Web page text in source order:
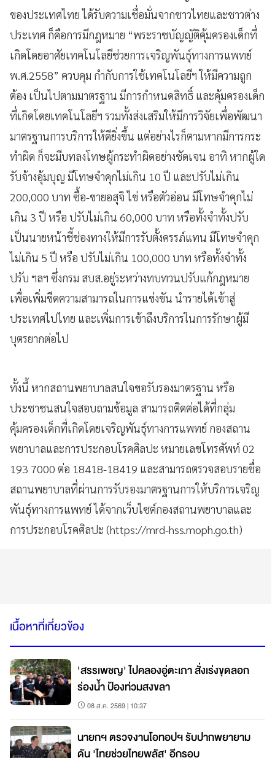
ของประเทศไทย ได้รับความเชื่อมั่นจากชาวไทยและชาวต่าง
ประเทศ ก็คือการมีกฎหมาย “พระราชบัญญัติคุ้มครองเด็กที่
เกิดโดยอาศัยเทคโนโลยีช่วยการเจริญพันธุ์ทางการแพทย์
พ.ศ.2558” ควบคุม กำกับการใช้เทคโนโลยีฯ ให้มีความถูก
ต้อง เป็นไปตามมาตรฐาน มีการกำหนดสิทธิ์ และคุ้มครองเด็ก
ที่เกิดโดยเทคโนโลยีฯ รวมทั้งส่งเสริมให้มีการวิจัยเพื่อพัฒนา
มาตรฐานการบริการให้ดียิ่งขึ้น แต่อย่างไรก็ตามหากมีการกระ
ทำผิด ก็จะมีบทลงโทษผู้กระทำผิดอย่างชัดเจน อาทิ หากผู้ใด
รับจ้างอุ้มบุญ มีโทษจำคุกไม่เกิน 10 ปี และปรับไม่เกิน
200,000 บาท ซื้อ-ขายอสุจิ ไข่ หรือตัวอ่อน มีโทษจำคุกไม่
เกิน 3 ปี หรือ ปรับไม่เกิน 60,000 บาท หรือทั้งจำทั้งปรับ
เป็นนายหน้าชี้ช่องทางให้มีการรับตั้งครรภ์แทน มีโทษจำคุก
ไม่เกิน 5 ปี หรือ ปรับไม่เกิน 100,000 บาท หรือทั้งจำทั้ง
ปรับ ฯลฯ ซึ่งกรม สบส.อยู่ระหว่างทบทวนปรับแก้กฎหมาย
เพื่อเพิ่มขีดความสามารถในการแข่งขัน นำรายได้เข้าสู่
ประเทศไปไทย และเพิ่มการเข้าถึงบริการในการรักษาผู้มี
บุตรยากต่อไป
ทั้งนี้ หากสถานพยาบาลสนใจขอรับรองมาตรฐาน หรือ
ประชาชนสนใจสอบถามข้อมูล สามารถติดต่อได้ที่กลุ่ม
คุ้มครองเด็กที่เกิดโดยเจริญพันธุ์ทางการแพทย์ กองสถาน
พยาบาลและการประกอบโรคศิลปะ หมายเลขโทรศัพท์ 02
193 7000 ต่อ 18418-18419 และสามารถตรวจสอบรายชื่อ
สถานพยาบาลที่ผ่านการรับรองมาตรฐานการให้บริการเจริญ
พันธุ์ทางการแพทย์ ได้จากเว็บไซต์กองสถานพยาบาลและ
การประกอบโรคศิลปะ (https://mrd-hss.moph.go.th)
เนื้อหาที่เกี่ยวข้อง
'สรรเพชญ' ไปคลองอู่ตะเภา สั่งเร่งขุดลอก
ร่องน้ำ ป้องท่วมสงขลา
08 ส.ค. 2569 | 10:37
นายกฯ ตรวจงานโอทอปฯ รับปากพยายาม
ดัน 'ไทยช่วยไทยพลัส' อีกรอบ